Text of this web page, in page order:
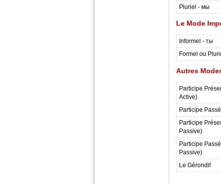
Pluriel - мы
Le Mode
Informel - ты
Formel ou
Autres
Participe
Active)
Participe
Participe
Passive)
Participe
Passive)
Le Gérondif